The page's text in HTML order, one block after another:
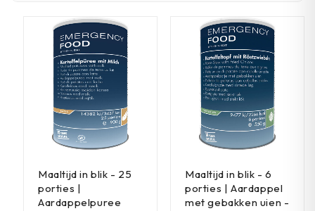
Maaltijd in blik - 25
porties |
Aardappelpuree
Maaltijd in blik - 6
porties | Aardappel
met gebakken uien -